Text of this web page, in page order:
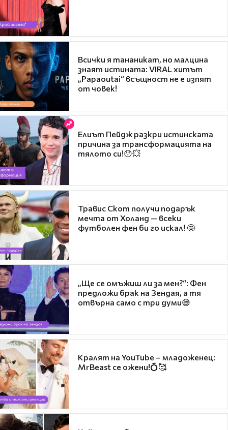
Всички я тананикат, но малцина
знаят истината: VIRAL хитът
„Papaoutai“ всъщност не е изпят
от човек!
Елиът Пейдж разкри истинската
причина за трансформацията на
тялото си!😯💥
Травис Скот получи подарък
мечта от Холанд — всеки
футболен фен би го искал! 🤩
„Ще се омъжиш ли за мен?“: Фен
предложи брак на Зендая, а тя
отвърна само с три думи😅
Кралят на YouTube – младоженец:
MrBeast се ожени!💍🥰